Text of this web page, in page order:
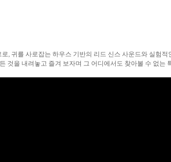
로, 귀를 사로잡는 하우스 기반의 리드 신스 사운드와 실험적
것을 내려놓고 즐겨 보자며 그 어디에서도 찾아볼 수 없는